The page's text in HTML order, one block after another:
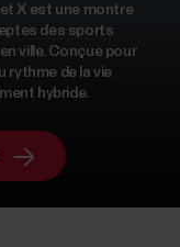
X est une montre
des sports
ville. Conçue pour
rythme de la vie
hybride.